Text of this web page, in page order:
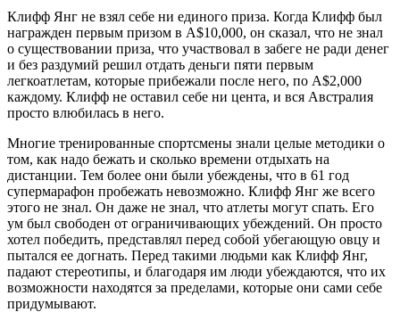
Клифф Янг не взял себе ни единого приза. Когда Клифф был
награжден первым призом в A$10,000, он сказал, что не знал
о существовании приза, что участвовал в забеге не ради денег
и без раздумий решил отдать деньги пяти первым
легкоатлетам, которые прибежали после него, по A$2,000
каждому. Клифф не оставил себе ни цента, и вся Австралия
просто влюбилась в него.
Многие тренированные спортсмены знали целые методики о
том, как надо бежать и сколько времени отдыхать на
дистанции. Тем более они были убеждены, что в 61 год
супермарафон пробежать невозможно. Клифф Янг же всего
этого не знал. Он даже не знал, что атлеты могут спать. Его
ум был свободен от ограничивающих убеждений. Он просто
хотел победить, представлял перед собой убегающую овцу и
пытался ее догнать. Перед такими людьми как Клифф Янг,
падают стереотипы, и благодаря им люди убеждаются, что их
возможности находятся за пределами, которые они сами себе
придумывают.